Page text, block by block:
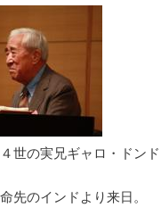
世の実兄ギャロ・ドン
先のインドより来日。